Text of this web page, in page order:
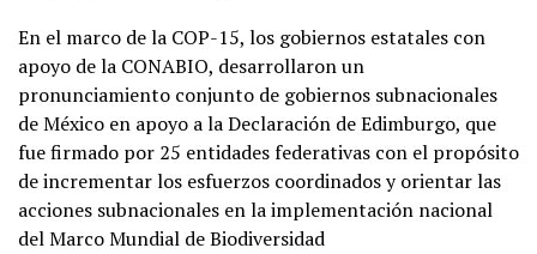
En el marco de la COP-15, los gobiernos estatales con
apoyo de la CONABIO, desarrollaron un
pronunciamiento conjunto de gobiernos subnacionales
de México en apoyo a la Declaración de Edimburgo, que
fue firmado por 25 entidades federativas con el propósito
de incrementar los esfuerzos coordinados y orientar las
acciones subnacionales en la implementación nacional
del Marco Mundial de Biodiversidad